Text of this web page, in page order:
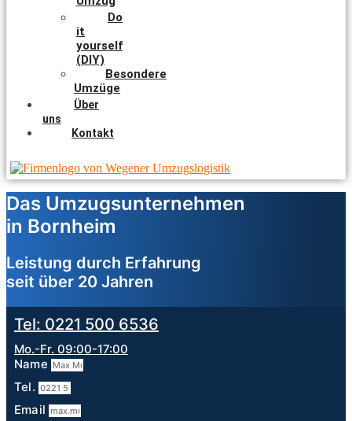
Do
it
yourself
(DIY)
Besondere
Umzüge
Über
uns
Kontakt
Das Umzugsunternehmen
in Bornheim
Leistung durch Erfahrung
seit über 20 Jahren
Tel: 0221 500 6536
Mo.-Fr. 09:00-17:00
Name
Tel.
Email